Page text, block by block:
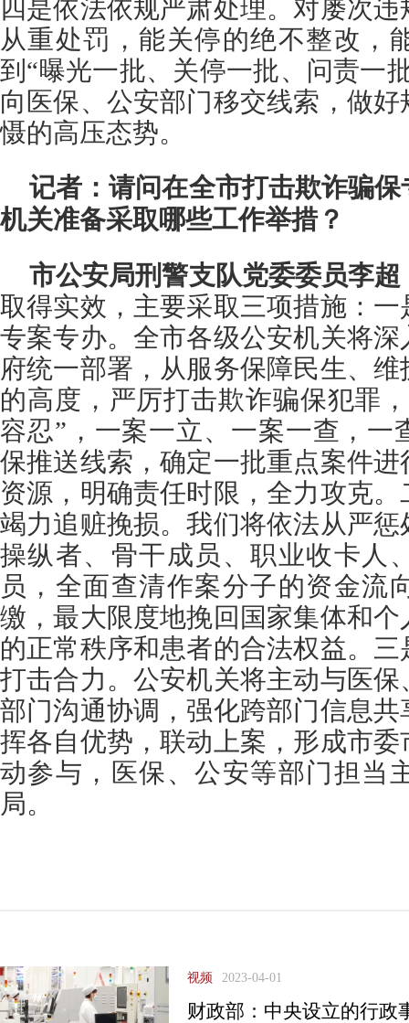
四是依法依规严肃处理。对屡次
从重处罚，能关停的绝不整改，
到“曝光一批、关停一批、问责一
向医保、公安部门移交线索，做
慑的高压态势。
记者：请问在全市打击欺诈骗
机关准备采取哪些工作举措？
市公安局刑警支队党委委员李超
取得实效，主要采取三项措施：
专案专办。全市各级公安机关将
府统一部署，从服务保障民生、
的高度，严厉打击欺诈骗保犯罪
容忍”，一案一立、一案一查，一
保推送线索，确定一批重点案件
资源，明确责任时限，全力攻克
竭力追赃挽损。我们将依法从严
操纵者、骨干成员、职业收卡人
员，全面查清作案分子的资金流
缴，最大限度地挽回国家集体和
的正常秩序和患者的合法权益。
打击合力。公安机关将主动与医
部门沟通协调，强化跨部门信息
挥各自优势，联动上案，形成市
动参与，医保、公安等部门担当
局。
视频 2023-04-01
财政部：中央设立的行政